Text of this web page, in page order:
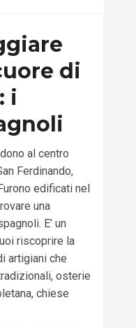
di
i
al centro
Ferdinando,
edificati nel
una
E’ un
riscoprire la
artigiani che
osterie
chiese